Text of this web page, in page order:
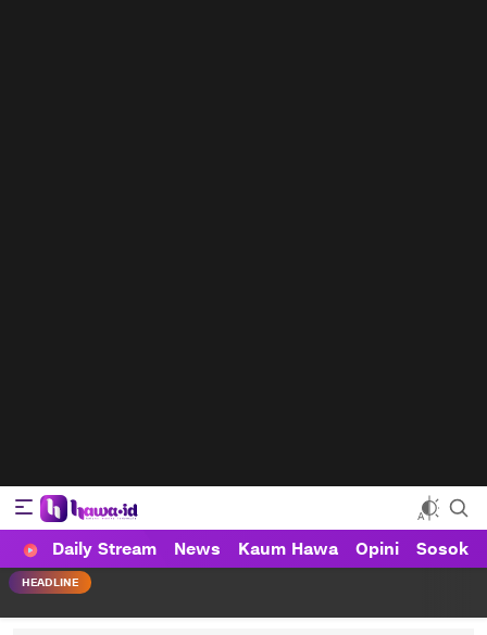
HAWA
Haluan Wanita Indonesia
Daily Stream News Kaum Hawa Opini Sosok
HEADLINE